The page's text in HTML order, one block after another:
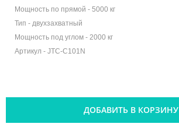
Мощность по прямой - 5000 кг
Тип - двухзахватный
Мощность под углом - 2000 кг
Артикул - JTC-C101N
ДОБАВИТЬ В КОРЗИНУ